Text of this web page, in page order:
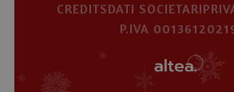
CREDITSDATI SOCIETARI
P.IVA